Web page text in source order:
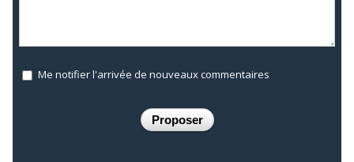
Me notifier l'arrivée de nouveaux commentaires